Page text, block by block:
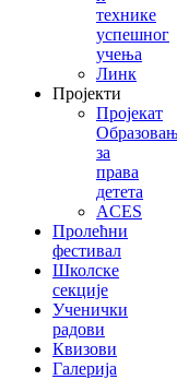
технике
успешног
учења
Линк
Пројекти
Пројекат
за
права
детета
ACES
Пролећни
фестивал
Школске
секције
Ученички
радови
Квизови
Галерија